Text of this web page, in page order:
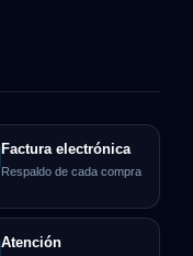
Factura electrónica
Respaldo de cada compra
Atención